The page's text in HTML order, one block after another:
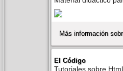
Más información
El Código
Tutoriales sobre